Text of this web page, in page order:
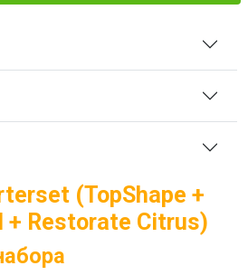
(TopShape +
+ Restorate Citrus)